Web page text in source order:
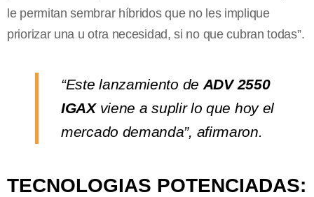
le permitan sembrar híbridos que no les implique
priorizar una u otra necesidad, si no que cubran todas”.
“Este lanzamiento de ADV 2550
IGAX viene a suplir lo que hoy el
mercado demanda”, afirmaron.
TECNOLOGIAS POTENCIADAS: